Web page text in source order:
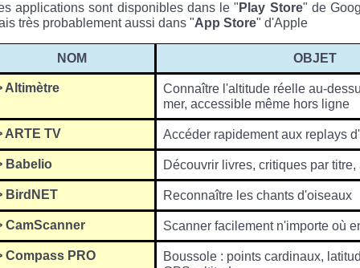
applications sont disponibles dans le " Play Store" de
très probablement aussi dans "App Store" d'Apple
NOM OBJET
Altimètre
Connaître l'altitude réelle au-
mer, accessible même hors ligne
ARTE TV Accéder rapidement aux replays
Babelio Découvrir livres, critiques par
BirdNET Reconnaître les chants d'oiseaux
CamScanner Scanner facilement n'importe où
Compass PRO
Boussole : points cardinaux,